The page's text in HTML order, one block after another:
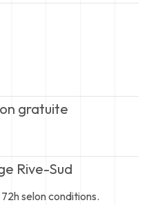
gratuite
Rive-Sud
selon conditions.